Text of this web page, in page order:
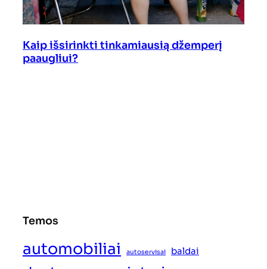
Kaip išsirinkti tinkamiausią džemperį
paaugliui?
Temos
automobiliai autoservisai baldai